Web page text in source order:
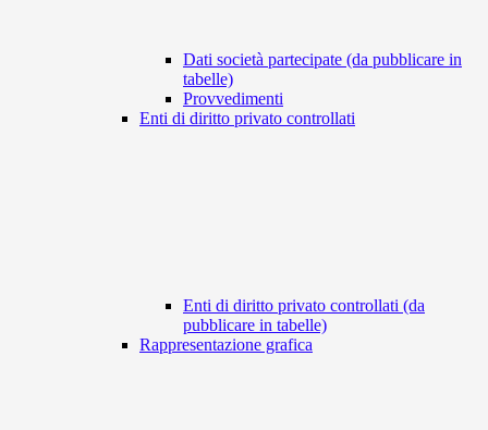
Dati società partecipate (da pubblicare in
tabelle)
Provvedimenti
Enti di diritto privato controllati
Enti di diritto privato controllati (da
pubblicare in tabelle)
Rappresentazione grafica